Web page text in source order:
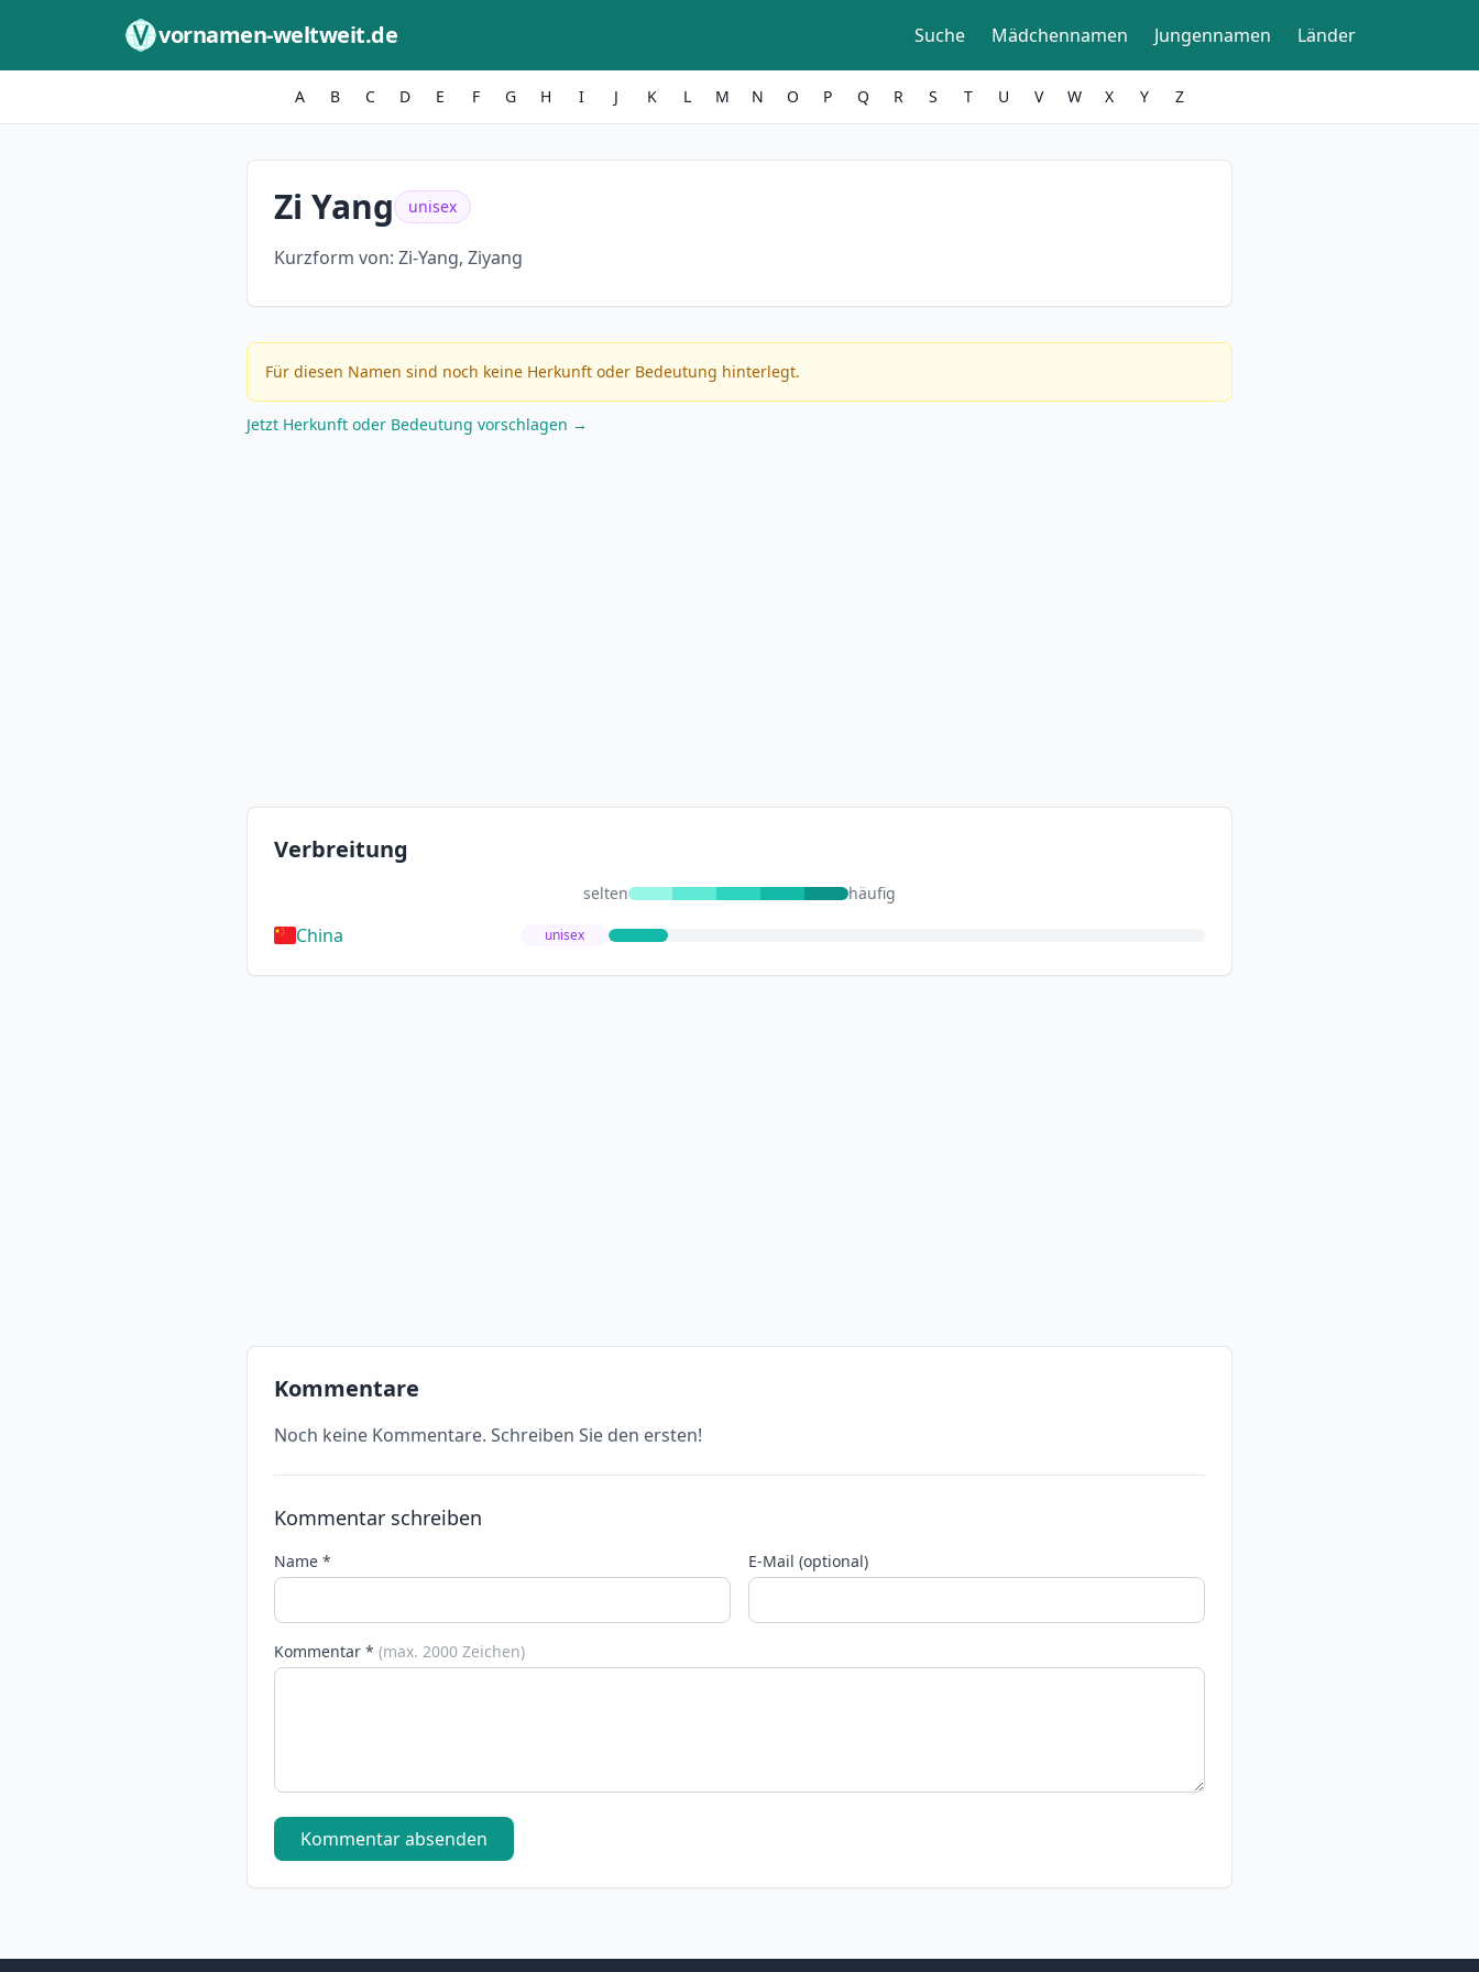
vornamen-weltweit.de Suche Mädchennamen Jungennamen Länder
A B C D E F G H I J K L M N O P Q R S T U V W X Y Z
Zi Yang unisex
Kurzform von: Zi-Yang, Ziyang
Für diesen Namen sind noch keine Herkunft oder Bedeutung hinterlegt.
Jetzt Herkunft oder Bedeutung vorschlagen →
Verbreitung
selten häufig
China unisex
Kommentare
Noch keine Kommentare. Schreiben Sie den ersten!
Kommentar schreiben
Name * E-Mail (optional)
Kommentar * (max. 2000 Zeichen)
Kommentar absenden